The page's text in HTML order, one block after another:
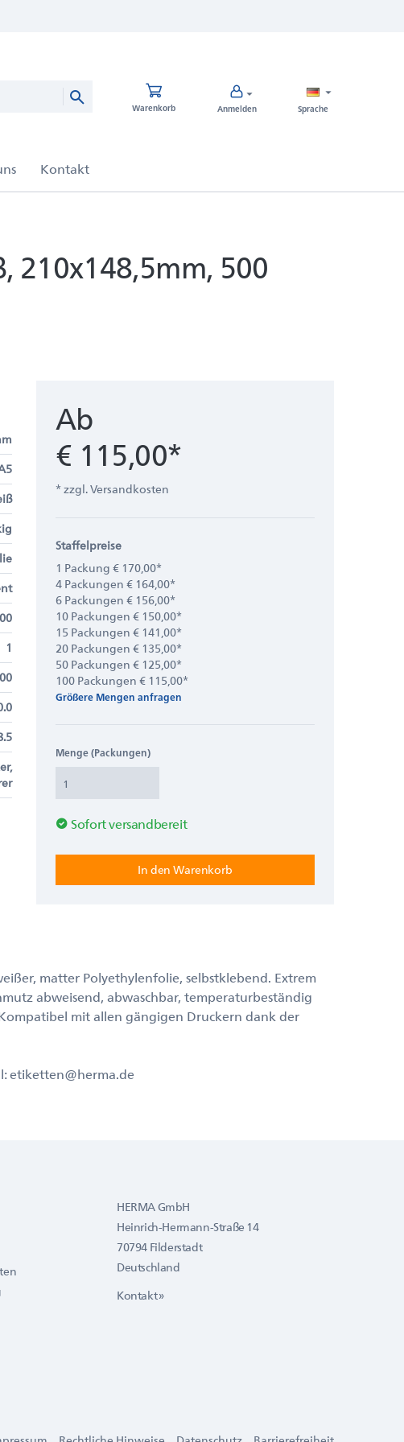
Warenkorb Anmelden Sprache
210x148,5mm, 500
1
Ab
€ 115,00*
* zzgl. Versandkosten
Staffelpreise
1 Packung € 170,00*
4 Packungen € 164,00*
6 Packungen € 156,00*
10 Packungen € 150,00*
15 Packungen € 141,00*
20 Packungen € 135,00*
50 Packungen € 125,00*
100 Packungen € 115,00*
Größere Mengen anfragen
Menge (Packungen)
Sofort versandbereit
matter Polyethylenfolie, selbstklebend. Extrem
abweisend, abwaschbar, temperaturbeständig
mit allen gängigen Druckern dank der
etiketten@herma.de
HERMA GmbH
Heinrich-Hermann-Straße 14
70794 Filderstadt
Deutschland
Kontakt »